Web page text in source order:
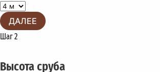
ДАЛЕЕ
Шаг 2
Высота сруба